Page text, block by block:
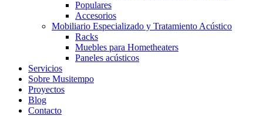
Populares
Accesorios
Mobiliario Especializado y Tratamiento Acústico
Racks
Muebles para Hometheaters
Paneles acústicos
Servicios
Sobre Musitempo
Proyectos
Blog
Contacto